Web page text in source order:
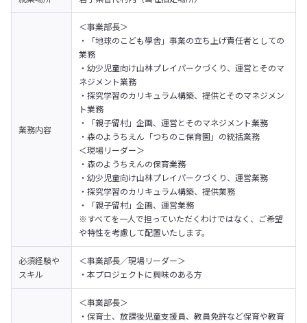
業務内容
＜事業部長＞
・「地球のこども學舎」事業の立ち上げ責任者としての
業務
・幼少児童向け山林プレイパークづくり、運営とそのマ
ネジメント業務
・探究学習のカリキュラム構築、提供とそのマネジメン
ト業務
・「親子留村」企画、運営とそのマネジメント業務
・森のようちえん「つちのこ保育園」の統括業務
＜現場リーダー＞
・森のようちえんの保育業務
・幼少児童向け山林プレイパークづくり、運営業務
・探究学習のカリキュラム構築、提供業務
・「親子留村」企画、運営業務
※すべてを一人で担っていただくわけではなく、ご希望
や特性を考慮して配置いたします。
必須経験や
スキル
＜事業部長／現場リーダー＞
・本プロジェクトに興味のある方
＜事業部長＞
・保育士、放課後児童支援員、教員免許など保育や教育